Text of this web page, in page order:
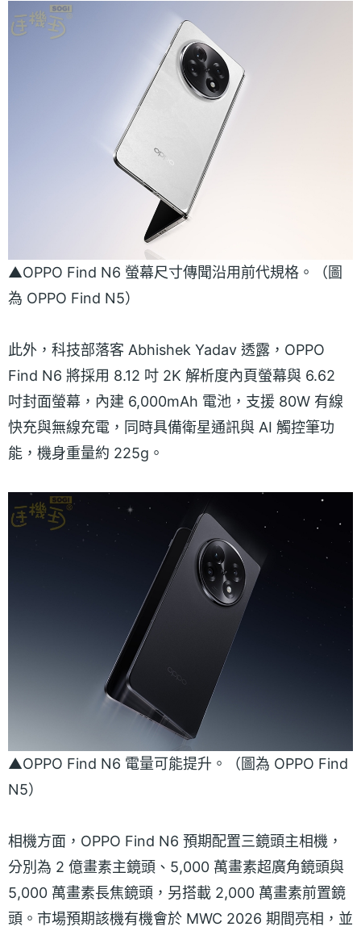
▲OPPO Find N6 螢幕尺寸傳聞沿用前代規格。（圖
為 OPPO Find N5）
此外，科技部落客 Abhishek Yadav 透露，OPPO
Find N6 將採用 8.12 吋 2K 解析度內頁螢幕與 6.62
吋封面螢幕，內建 6,000mAh 電池，支援 80W 有線
快充與無線充電，同時具備衛星通訊與 AI 觸控筆功
能，機身重量約 225g。
▲OPPO Find N6 電量可能提升。（圖為 OPPO Find
N5）
相機方面，OPPO Find N6 預期配置三鏡頭主相機，
分別為 2 億畫素主鏡頭、5,000 萬畫素超廣角鏡頭與
5,000 萬畫素長焦鏡頭，另搭載 2,000 萬畫素前置鏡
頭。市場預期該機有機會於 MWC 2026 期間亮相，並